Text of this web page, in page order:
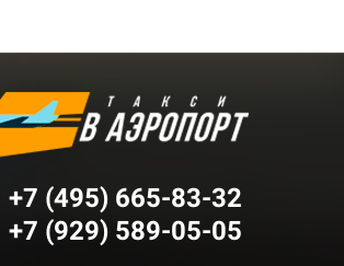
+7 (495) 665-83-32
+7 (929) 589-05-05